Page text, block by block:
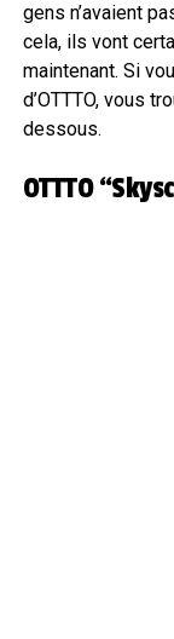
gens n’avaient
cela, ils vont
maintenant. Si
d’OTTTO, vous
dessous.
OTTTO